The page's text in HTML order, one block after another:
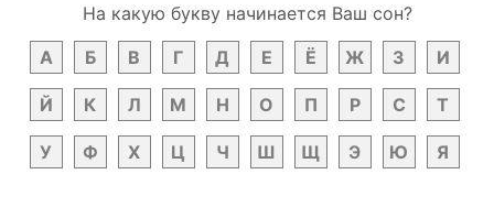
На какую букву начинается Ваш сон?
А
Б В Г Д Е Ё Ж З И
Й К Л М Н О П Р С Т
У Ф Х Ц Ч Ш Щ Э Ю Я